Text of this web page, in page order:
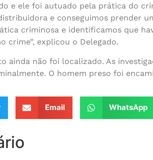
e ele foi autuado pela prática do
e conseguimos prender
criminosa e identificamos que
crime”, explicou o Delegado.
ainda não foi localizado. As
O homem preso foi
Email WhatsApp